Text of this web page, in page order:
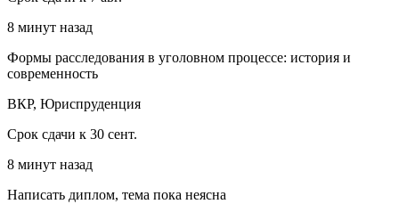
8 минут назад
Формы расследования в уголовном процессе: история и
современность
ВКР, Юриспруденция
Срок сдачи к 30 сент.
8 минут назад
Написать диплом, тема пока неясна